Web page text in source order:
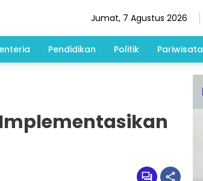
Jumat, 7 Agustus 2026
Pendidikan Politik Pariwisata